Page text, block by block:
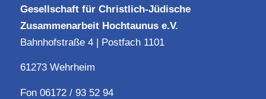
Gesellschaft für Christlich-Jüdische
Zusammenarbeit Hochtaunus e.V.
Bahnhofstraße 4 | Postfach 1101
61273 Wehrheim
Fon 06172 / 93 52 94